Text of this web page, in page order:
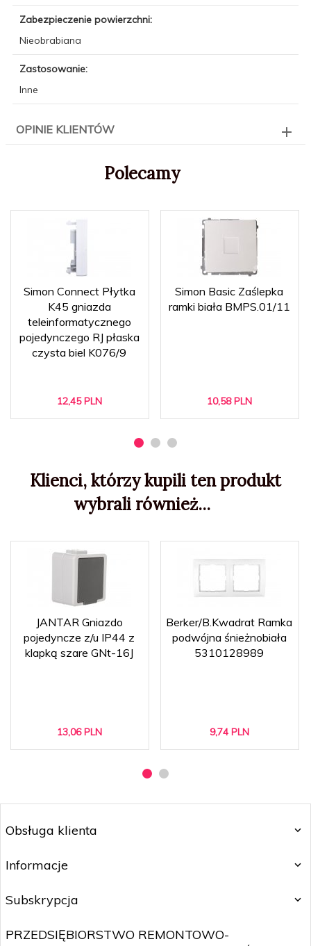
Zabezpieczenie powierzchni:
Nieobrabiana
Zastosowanie:
Inne
OPINIE KLIENTÓW
Polecamy
Simon Connect Płytka
K45 gniazda
teleinformatycznego
pojedynczego RJ płaska
czysta biel K076/9
12,45 PLN
Simon Basic Zaślepka
ramki biała BMPS.01/11
10,58 PLN
Klienci, którzy kupili ten produkt
wybrali również...
JANTAR Gniazdo
pojedyncze z/u IP44 z
klapką szare GNt-16J
13,06 PLN
Berker/B.Kwadrat Ramka
podwójna śnieżnobiała
5310128989
9,74 PLN
Obsługa klienta
Informacje
Subskrypcja
PRZEDSIĘBIORSTWO REMONTOWO-